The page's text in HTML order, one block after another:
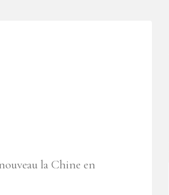
la Chine en